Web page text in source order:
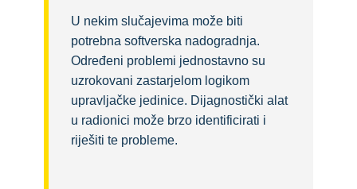
U nekim slučajevima može biti
potrebna softverska nadogradnja.
Određeni problemi jednostavno su
uzrokovani zastarjelom logikom
upravljačke jedinice. Dijagnostički alat
u radionici može brzo identificirati i
riješiti te probleme.